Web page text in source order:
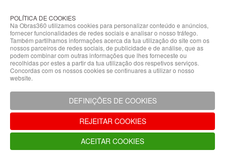
Condicionado
Acessórios
Climatização
Acessórios
Climatização
Hidráulicas
Controladores
Fixações e
Acessórios
Isolamento
para
Tubagem
POLÍTICA DE COOKIES
Na Obras360 utilizamos cookies para personalizar conteúdo e anúncios,
fornecer funcionalidades de redes sociais e analisar o nosso tráfego.
Também partilhamos informações acerca da tua utilização do site com os
nossos parceiros de redes sociais, de publicidade e de análise, que as
podem combinar com outras informações que lhes forneceste ou
recolhidas por estes a partir da tua utilização dos respetivos serviços.
Concordas com os nossos cookies se continuares a utilizar o nosso
website.
DEFINIÇÕES DE COOKIES
REJEITAR COOKIES
ACEITAR COOKIES